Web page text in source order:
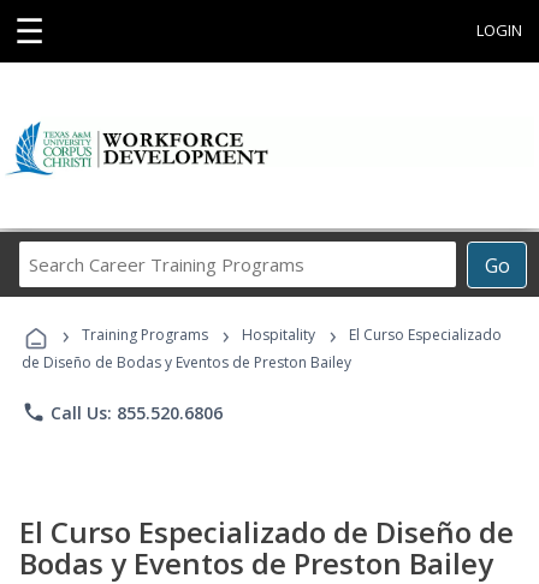
☰ LOGIN
Go
Career
Programs
› Training Programs › Hospitality ›
El Curso Especializado
de Diseño de Bodas y Eventos de Preston Bailey
phone Call Us: 855.520.6806
El Curso Especializado de Diseño de
Bodas y Eventos de Preston Bailey